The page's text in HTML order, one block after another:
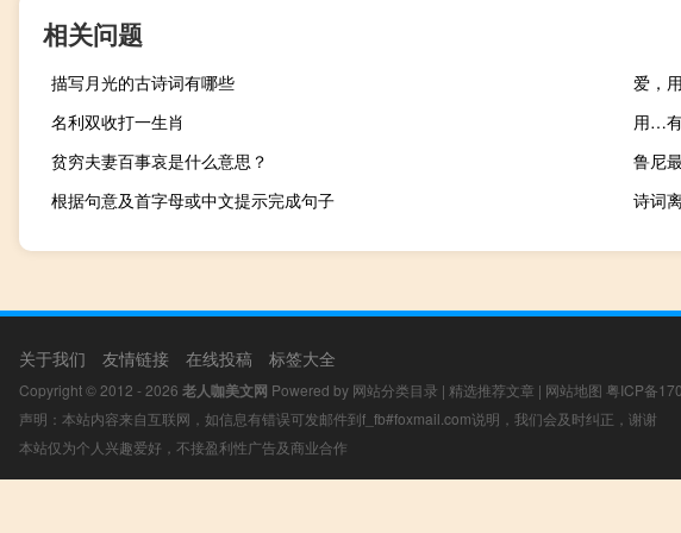
相关问题
描写月光的古诗词有哪些
爱，
名利双收打一生肖
用…
贫穷夫妻百事哀是什么意思？
鲁尼
根据句意及首字母或中文提示完成句子
诗词
关于我们 友情链接 在线投稿 标签大全
Copyright © 2012 - 2026 老人咖美文网 Powered by 网站分类目录 | 精选推荐文章 | 网站地图 粤ICP备
声明：本站内容来自互联网，如信息有错误可发邮件到f_fb#foxmail.com说明，我们会及时纠正，谢谢
本站仅为个人兴趣爱好，不接盈利性广告及商业合作